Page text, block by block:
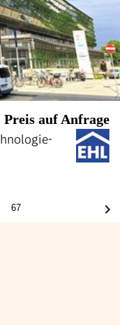
Preis auf Anfrage
67